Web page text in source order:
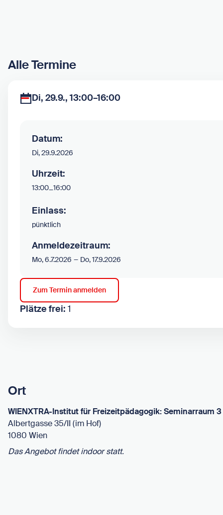
Alle Termine
Di, 29.9., 13:00–16:00
Datum:
Di, 29.9.2026
Uhrzeit:
13:00–16:00
Einlass:
pünktlich
Anmeldezeitraum:
Mo, 6.7.2026 – Do, 17.9.2026
Zum Termin anmelden
Plätze frei: 1
Ort
WIENXTRA-Institut für Freizeitpädagogik: Seminarraum 3
Albertgasse 35/II (im Hof)
1080 Wien
Das Angebot findet indoor statt.